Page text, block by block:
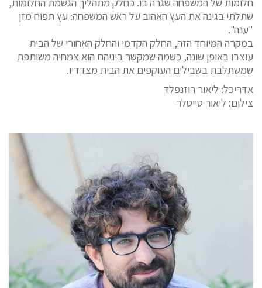
שתלתי בגינה את העץ האהוב על ראש המשפחה: עץ תפוח מזן
"ענה".
במקרה המיוחד הזה, החלק הקדמי והחלק האחורי של הבית
עוצבו באופן שונה, כשמה שמקשר ביניהם הוא צמחיה משותפת
שמשתלבת בשבילים העוקפים את הבית מצדדיו.
אדריכל: ליאור רוזנפלד
צילום: ליאור טייטלר